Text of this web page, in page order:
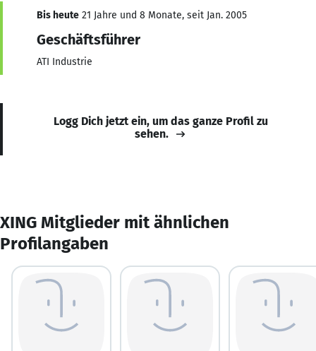
Bis heute 21 Jahre und 8 Monate, seit Jan. 2005
Geschäftsführer
ATI Industrie
Logg Dich jetzt ein, um das ganze Profil zu
sehen.
XING Mitglieder mit ähnlichen
Profilangaben